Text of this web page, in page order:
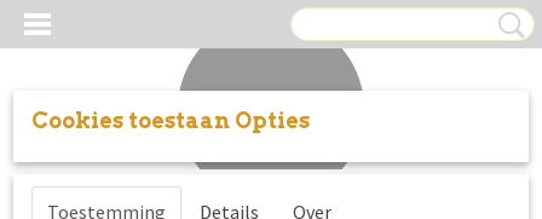
Inloggen Registreren
Cookies toestaan Opties
Toestemming Details Over